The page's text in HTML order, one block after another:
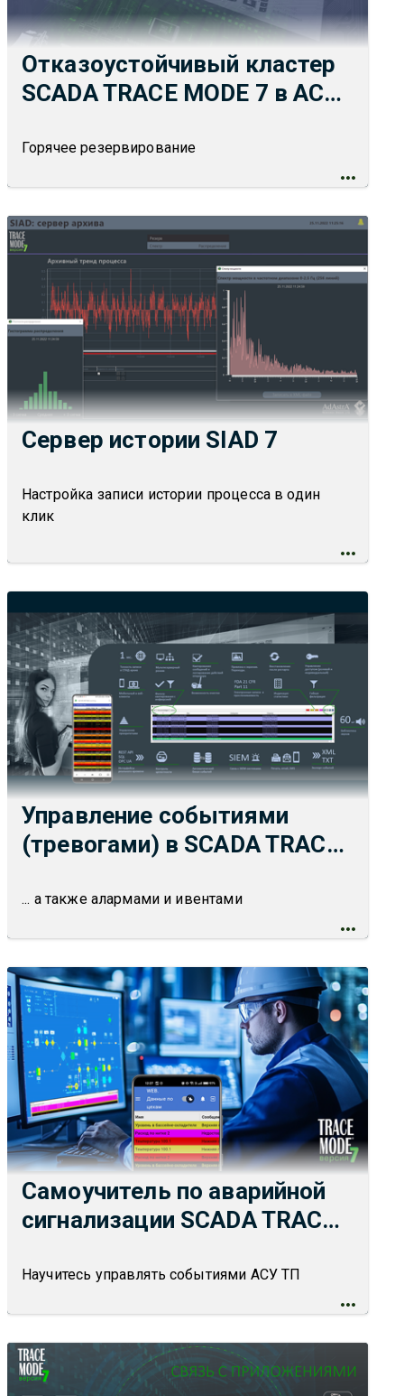
Отказоустойчивый кластер
SCADA TRACE MODE 7 в АСУ
Горячее резервирование
Сервер истории SIAD 7
Настройка записи истории процесса в один
клик
Управление событиями
(тревогами) в SCADA TRACE
... а также алармами и ивентами
Самоучитель по аварийной
сигнализации SCADA TRACE
Научитесь управлять событиями АСУ ТП